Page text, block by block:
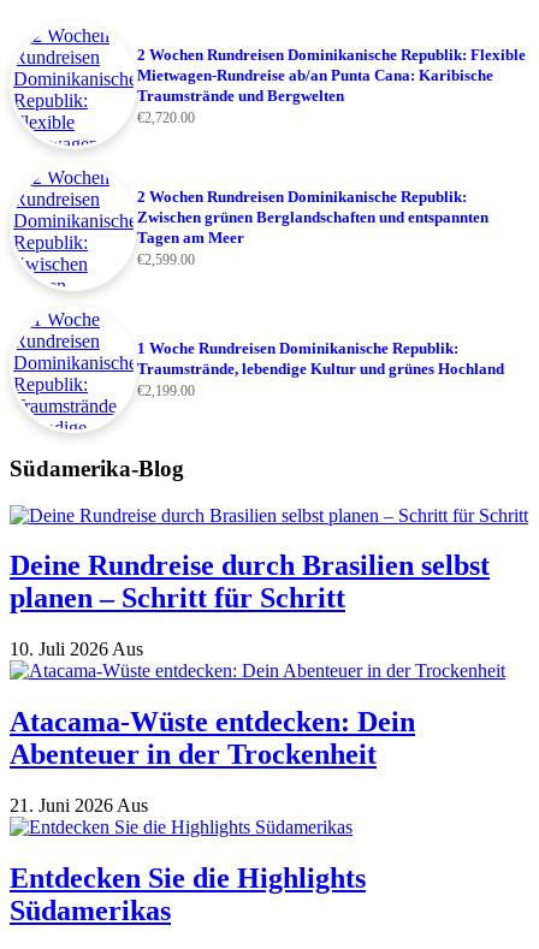
2 Wochen Rundreisen Dominikanische Republik: Flexible
Mietwagen-Rundreise ab/an Punta Cana: Karibische
Traumstrände und Bergwelten
€2,720.00
2 Wochen Rundreisen Dominikanische Republik:
Zwischen grünen Berglandschaften und entspannten
Tagen am Meer
€2,599.00
1 Woche Rundreisen Dominikanische Republik:
Traumstrände, lebendige Kultur und grünes Hochland
€2,199.00
Südamerika-Blog
Deine Rundreise durch Brasilien selbst
planen – Schritt für Schritt
10. Juli 2026 Aus
Atacama-Wüste entdecken: Dein
Abenteuer in der Trockenheit
21. Juni 2026 Aus
Entdecken Sie die Highlights
Südamerikas